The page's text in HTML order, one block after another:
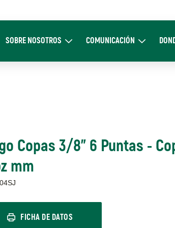
SOBRE NOSOTROSExpand Sobre NosotrosCOMUNICACIÓN
Expand
Copas 3/8" 6 Puntas -
mm
FICHA DE DATOS